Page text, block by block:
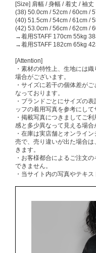
[Size] 肩幅 / 身幅 / 着丈 / 袖丈
(38) 50.0cm / 52cm / 60cm /
(40) 51.5cm / 54cm / 61cm /
(42) 53.0cm / 56cm / 62cm /
→着用STAFF 170cm 55kg 38
→着用STAFF 182cm 65kg
[Attention]
・素材の特性上、生地には
場合がございます。
・サイズに若干の個体差が
なっております。
・ブランドごとにサイズの
ッフの着用写真を参考にして
・掲載写真につきましてご
感と多少異なって見える場合
・在庫は実店舗とオンライ
売で、売り違いが出た場合
きます。
・お客様都合によるご注文
できません。
・当サイト内の写真やテキ